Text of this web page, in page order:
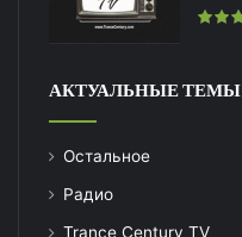
АКТУАЛЬНЫЕ ТЕМЫ
Остальное
Радио
Trance Century TV